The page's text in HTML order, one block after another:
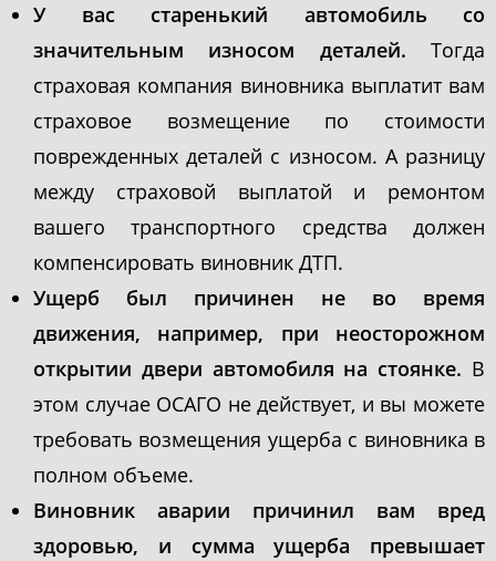
У вас старенький автомобиль со
значительным износом деталей. Тогда
страховая компания виновника выплатит вам
страховое возмещение по стоимости
поврежденных деталей с износом. А разницу
между страховой выплатой и ремонтом
вашего транспортного средства должен
компенсировать виновник ДТП.
Ущерб был причинен не во время
движения, например, при неосторожном
открытии двери автомобиля на стоянке. В
этом случае ОСАГО не действует, и вы можете
требовать возмещения ущерба с виновника в
полном объеме.
Виновник аварии причинил вам вред
здоровью, и сумма ущерба превышает